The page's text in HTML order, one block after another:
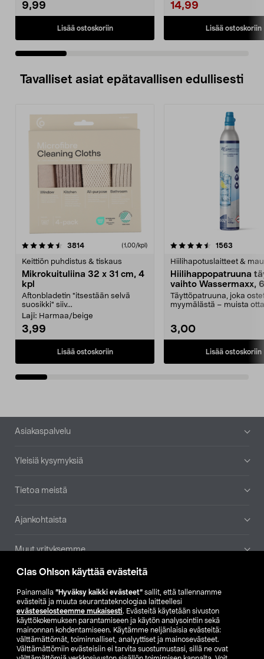
Clas Ohlson käyttää evästeitä
Painamalla ”Hyväksy kaikki evästeet” sallit, että tallennamme
evästeitä ja muuta seurantateknologiaa laitteellesi
evästeselosteemme mukaisesti. Evästeitä käytetään sivuston
käyttökokemuksen parantamiseen ja käytön analysointiin sekä
mainonnan kohdentamiseen. Käytämme neljänlaisia evästeitä:
välttämättömät, toiminnalliset, analyyttiset ja mainosevästeet.
Välttämättömiin evästeisiin ei tarvita suostumustasi, sillä ne ovat
9,99
Lisää ostoskoriin
14,99
Lisää ostoskoriin
Tavalliset asiat epätavallisen edullisesti
3814arvostelut (1,00/kpl)
Keittiön puhdistus & tiskaus
Mikrokuituliina 32 x 31 cm, 4
kpl
Aftonbladetin "itsestään selvä
suosikki" siiv...
Laji: Harmaa/beige
3,99
Lisää ostoskoriin
4.5viidestä
1563
Hiilihapotuslaitteet &
Hiilihappopatruuna
vaihto Wassermaxx,
Täyttöpatruuna, joka
myymälästä – muista
3,00
Lisää ostoskoriin
4.5viidestä
Alatunniste
Asiakaspalvelu
Yleisiä kysymyksiä
Tietoa meistä
Ajankohtaista
Muut yrityksemme
Etsi myymälä
SE NO FI
FI SV